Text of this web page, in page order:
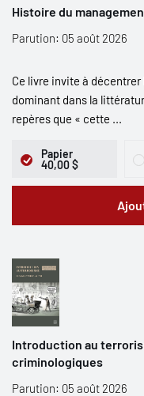
Histoire du
Parution: 05 août 2026
Ce livre invite à
dominant dans la
repères que « cette ...
Papier
40,00 $
Introduction au
criminologiques
Parution: 05 août 2026